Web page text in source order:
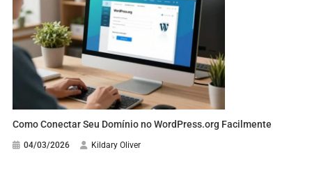
Como Conectar Seu Domínio no WordPress.org Facilmente
04/03/2026 Kildary Oliver